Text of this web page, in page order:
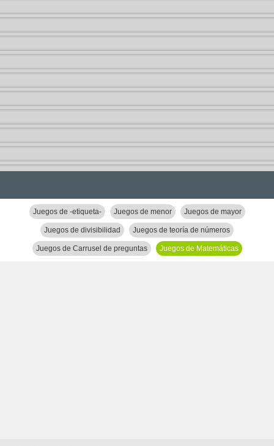
Juegos de -etiqueta- Juegos de menor Juegos de mayor
Juegos de divisibilidad Juegos de teoría de números
Juegos de Carrusel de preguntas Juegos de Matemáticas